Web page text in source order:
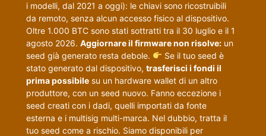
i modelli, dal 2021 a oggi): le chiavi sono ricostruibili
da remoto, senza alcun accesso fisico al dispositivo.
Oltre 1.000 BTC sono stati sottratti tra il 30 luglio e il 1
agosto 2026. Aggiornare il firmware non risolve:un
seed già generato resta debole.
Se il tuo seed è
stato generato dal dispositivo, trasferisci i fondi il
prima possibilesu un hardware wallet di un altro
produttore, con un seed nuovo. Fanno eccezione i
seed creati con i dadi, quelli importati da fonte
esterna e i multisig multi-marca. Nel dubbio, tratta il
tuo seed come a rischio. Siamo disponibili per